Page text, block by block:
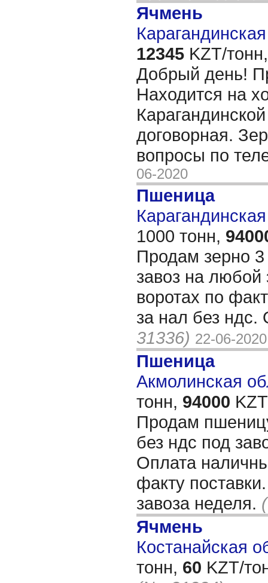
Ячмень
12345 KZT/тонн,
Добрый день!
Находится на
договорная.
вопросы по
06-2020
Пшеница
1000 тонн,
Продам зерно 3
завоз на любой
воротах по
за нал без
31336) 22-06-2020
Пшеница
Акмолинская
тонн, 94000
Продам
без ндс под
Оплата
факту
завоза неделя.
Ячмень
Костанайская
тонн, 60 KZT/